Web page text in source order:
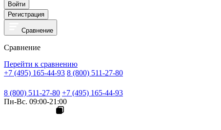
Войти
Регистрация
Сравнение
Сравнение
Перейти к сравнению
+7 (495) 165-44-93 8 (800) 511-27-80
8 (800) 511-27-80 +7 (495) 165-44-93
Пн-Вс. 09:00-21:00